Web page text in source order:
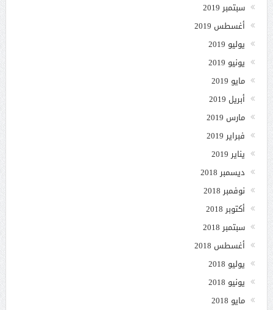
سبتمبر 2019
أغسطس 2019
يوليو 2019
يونيو 2019
مايو 2019
أبريل 2019
مارس 2019
فبراير 2019
يناير 2019
ديسمبر 2018
نوفمبر 2018
أكتوبر 2018
سبتمبر 2018
أغسطس 2018
يوليو 2018
يونيو 2018
مايو 2018